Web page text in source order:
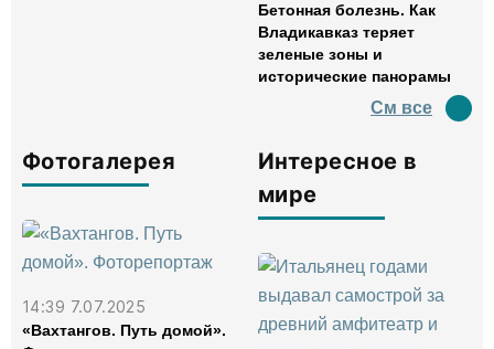
Бетонная болезнь. Как
Владикавказ теряет
зеленые зоны и
исторические панорамы
См все
Фотогалерея
14:39 7.07.2025
«Вахтангов. Путь домой».
Интересное в
мире